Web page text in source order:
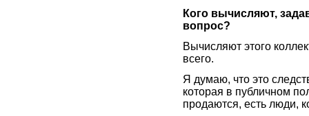
Кого вычисляют,
вопрос?
Вычисляют этого
всего.
Я думаю, что это
которая в публичном
продаются, есть люди,